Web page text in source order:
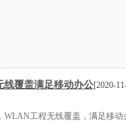
线覆盖满足移动办公[2020-
WLAN工程无线覆盖，满足移动